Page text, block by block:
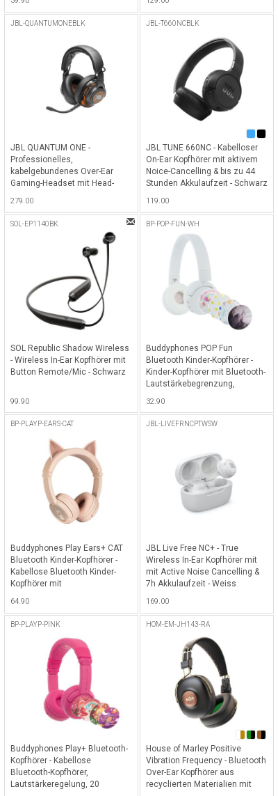
JBL-QUANTUMONEBLK
JBL QUANTUM ONE -
Professionelles,
kabelgebundenes Over-Ear
Gaming-Headset mit Head-
Schwarz
279.00
JBL-T660NCBLK
JBL TUNE 660NC - Kabelloser
On-Ear Kopfhörer mit aktivem
Noice-Cancelling & bis zu 44
Stunden Akkulaufzeit - Schwarz
119.00
SOL-EP1140BK
SOL Republic Shadow Wireless
- Wireless In-Ear Kopfhörer mit
Button Remote/Mic - Schwarz
99.90
BP-POP-FUN-WH
Buddyphones POP Fun
Bluetooth Kinder-Kopfhörer -
Kinder-Kopfhörer mit Bluetooth-
Lautstärkebegrenzung,
24 Stunden Akkulaufzeit,
kabellose faltbare On-Ear-
32.90
BP-PLAYP-EARS-CAT
Buddyphones Play Ears+ CAT
Bluetooth Kinder-Kopfhörer -
Kabellose Bluetooth Kinder-
Kopfhörer mit
Sprachverbesserung,
64.90
JBL-LIVEFRNCPTWSW
JBL Live Free NC+ - True
Wireless In-Ear Kopfhörer mit
mit Active Noise Cancelling &
7h Akkulaufzeit - Weiss
169.00
BP-PLAYP-PINK
Buddyphones Play+ Bluetooth-
Kopfhörer - Kabellose
Bluetooth-Kopfhörer,
Lautstärkeregelung, 20
HOM-EM-JH143-RA
House of Marley Positive
Vibration Frequency - Bluetooth
Over-Ear Kopfhörer aus
recyclierten Materialien mit